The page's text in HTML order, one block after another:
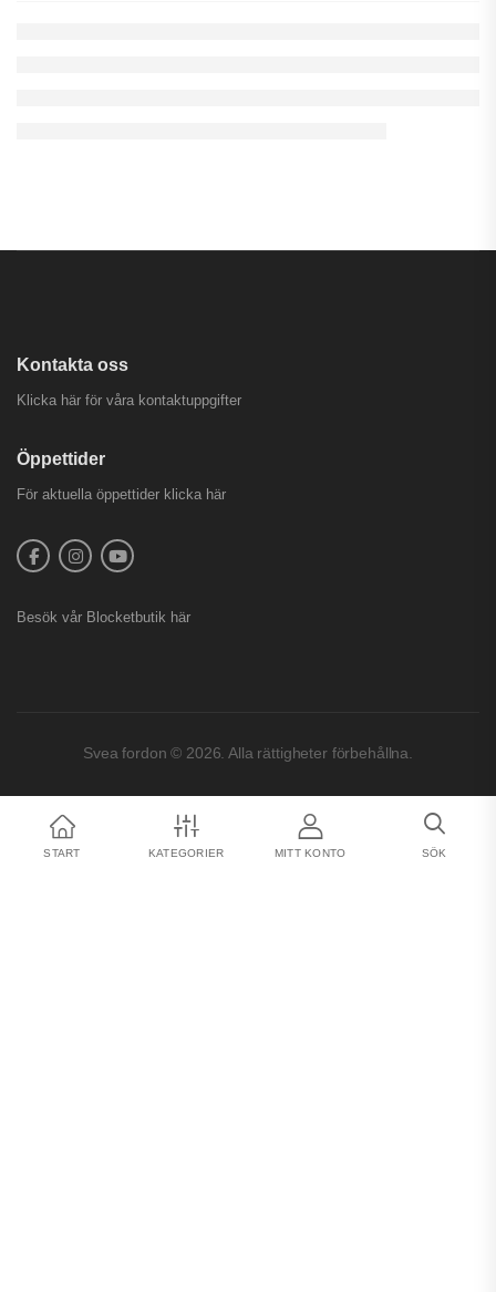
Kontakta oss
Klicka här för våra kontaktuppgifter
Öppettider
För aktuella öppettider klicka här
Besök vår Blocketbutik här
Svea fordon © 2026. Alla rättigheter förbehållna.
START KATEGORIER MITT KONTO SÖK